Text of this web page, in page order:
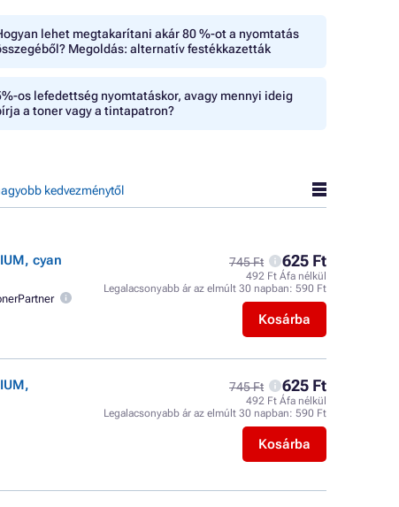
lehet megtakarítani akár 80 %-ot a nyomtatás
Megoldás: alternatív festékkazetták
os lefedettség nyomtatáskor, avagy mennyi ideig
a toner vagy a tintapatron?
kedvezménytől
cyan
745 Ft 625 Ft
492 Ft Áfa nélkül
Legalacsonyabb ár az elmúlt 30 napban: 590 Ft
Kosárba
745 Ft 625 Ft
492 Ft Áfa nélkül
Legalacsonyabb ár az elmúlt 30 napban: 590 Ft
Kosárba